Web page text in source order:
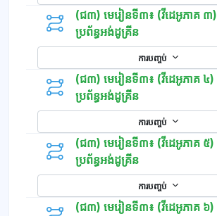
(ជ៣) មេរៀនទី៣៖ (វីដេអូភាគ ៣)
ប្រព័ន្ធអង់ដូគ្រីន
ការបញ្ចប់
(ជ៣) មេរៀនទី៣៖ (វីដេអូភាគ ៤)
ប្រព័ន្ធអង់ដូគ្រីន
ការបញ្ចប់
(ជ៣) មេរៀនទី៣៖ (វីដេអូភាគ ៥)
ប្រព័ន្ធអង់ដូគ្រីន
ការបញ្ចប់
(ជ៣) មេរៀនទី៣៖ (វីដេអូភាគ ៦)